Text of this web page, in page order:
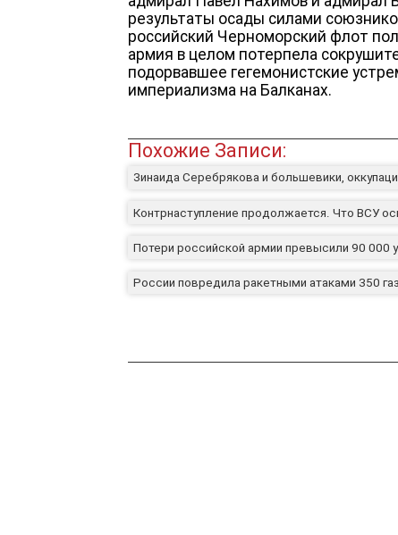
результаты осады силами
российский Черноморский флот
армия в целом потерпела
подорвавшее гегемонистские
империализма на Балканах.
Похожие Записи:
Зинаида Серебрякова и большевики,
Контрнаступление продолжается. Что ВСУ
Потери российской армии превысили 90 000
России повредила ракетными атаками 350